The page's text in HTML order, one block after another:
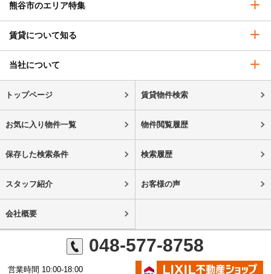
熊谷市のエリア特集
賃貸について知る
当社について
トップページ 賃貸物件検索
お気に入り物件一覧 物件閲覧履歴
保存した検索条件 検索履歴
スタッフ紹介 お客様の声
会社概要
048-577-8758
営業時間 10:00-18:00